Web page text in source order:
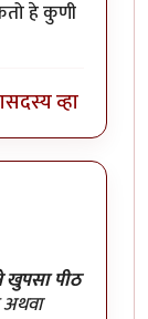
हे कुणी
सदस्य व्हा
byप्यारे१
पीठ